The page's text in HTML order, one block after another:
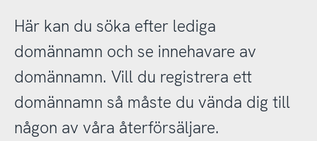
Här kan du söka efter lediga
domännamn och se innehavare av
domännamn. Vill du registrera ett
domännamn så måste du vända dig till
någon av våra återförsäljare.